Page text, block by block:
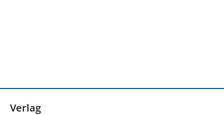
Verlag